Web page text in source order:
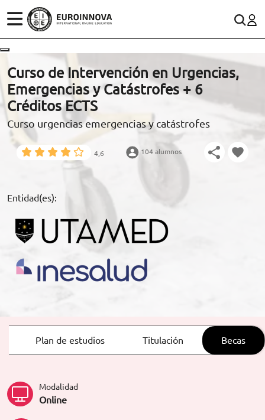
ÁREAS
ESTUDIOS
CONOCE EUROINNOVA
BECAS Y FINANCIACIÓN
RECURSOS EDUCATIVOS
ARTÍCULOS
ORIENTACIÓN LABORAL
CONTACTO
(+34)958 050 200(gratuito en España)
900 831 200
formacion@euroinnova.com
Curso de Intervención en Urgencias,
Emergencias y Catástrofes + 6
Créditos ECTS
Curso urgencias emergencias y catástrofes
4,6 104 alumnos
Entidad(es):
Plan de estudios Titulación Becas
Modalidad
Online